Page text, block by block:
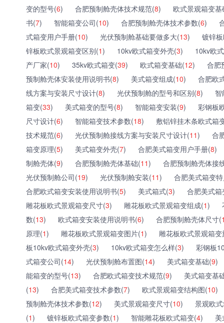
变的型号(6) 合肥预制舱壳体技术规范(8)
欧式景观箱变基
书(7) 智能箱变公司(10) 合肥预制舱壳体技术参数(6)
式箱变用户手册(10) 光伏预制舱基础要做多大(13)
镀锌
锌板欧式景观箱变区别(1) 10kv欧式箱变外壳(3)
10kv欧
产厂家(10) 35kv欧式箱变(39) 欧式箱变基础(12)
合肥
预制舱壳体安装使用说明书(8) 美式箱变组成(10)
合肥欧
线方案与安装尺寸设计(8) 光伏预制舱的型号和区别(8)
箱变(33) 美式箱变的型号(8) 智能箱变安装(9)
彩钢板
尺寸设计(6) 智能箱变技术参数(18)
敷铝锌挂木条欧式箱
技术规范(6) 光伏预制舱接线方案与安装尺寸设计(11)
合
箱变原理(5) 美式箱变外壳(7) 合肥美式箱变用户手册(8)
制舱壳体(9) 合肥预制舱壳体基础(11)
合肥预制舱壳体接
光伏预制舱公司(19) 光伏预制舱安装(11)
合肥美式箱变
合肥欧式箱变安装使用说明书(5) 美式箱式(3)
合肥美式
雕花板欧式景观箱变尺寸(3) 雕花板欧式景观箱变组成(1)
数(13) 欧式箱变安装使用说明书(6) 合肥预制舱壳体尺寸(
原理(1) 雕花板欧式景观箱变图片(1)
雕花板欧式景观箱
板10kv欧式箱变外壳(3) 10kv欧式箱变怎么样(3)
彩钢板
式箱变公司(14) 光伏预制舱布置图(14) 美式箱变基础(9)
能箱变的型号(13) 合肥欧式箱变技术规范(9)
美式箱变基
(13) 合肥美式箱变技术参数(7) 欧式景观箱变结构图(10)
预制舱壳体技术参数(12) 美式景观箱变尺寸(10)
景观欧
(1) 镀锌板欧式箱变参数(1) 智能雕花板欧式箱变(4)